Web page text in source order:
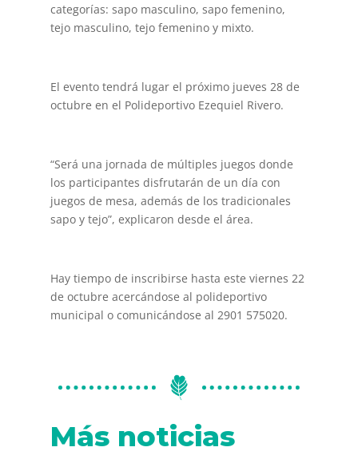
categorías: sapo masculino, sapo femenino,
tejo masculino, tejo femenino y mixto.
El evento tendrá lugar el próximo jueves 28 de
octubre en el Polideportivo Ezequiel Rivero.
“Será una jornada de múltiples juegos donde
los participantes disfrutarán de un día con
juegos de mesa, además de los tradicionales
sapo y tejo”, explicaron desde el área.
Hay tiempo de inscribirse hasta este viernes 22
de octubre acercándose al polideportivo
municipal o comunicándose al 2901 575020.
Más noticias